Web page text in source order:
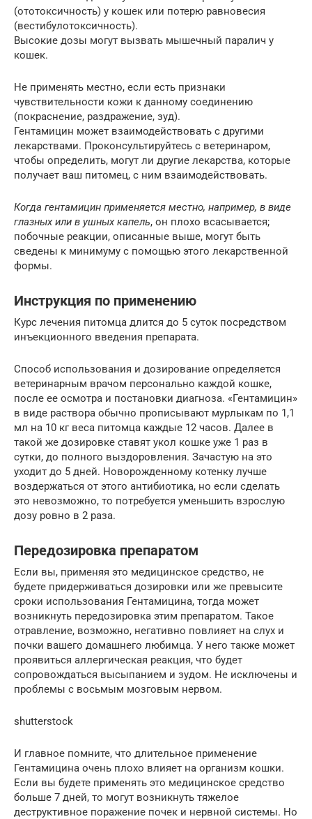
(ототоксичность) у кошек или потерю равновесия
(вестибулотоксичность).
Высокие дозы могут вызвать мышечный паралич у
кошек.
Не применять местно, если есть признаки
чувствительности кожи к данному соединению
(покраснение, раздражение, зуд).
Гентамицин может взаимодействовать с другими
лекарствами. Проконсультируйтесь с ветеринаром,
чтобы определить, могут ли другие лекарства, которые
получает ваш питомец, с ним взаимодействовать.
Когда гентамицин применяется местно, например, в виде
глазных или в ушных капель, он плохо всасывается;
побочные реакции, описанные выше, могут быть
сведены к минимуму с помощью этого лекарственной
формы.
Инструкция по применению
Курс лечения питомца длится до 5 суток посредством
инъекционного введения препарата.
Способ использования и дозирование определяется
ветеринарным врачом персонально каждой кошке,
после ее осмотра и постановки диагноза. «Гентамицин»
в виде раствора обычно прописывают мурлыкам по 1,1
мл на 10 кг веса питомца каждые 12 часов. Далее в
такой же дозировке ставят укол кошке уже 1 раз в
сутки, до полного выздоровления. Зачастую на это
уходит до 5 дней. Новорожденному котенку лучше
воздержаться от этого антибиотика, но если сделать
это невозможно, то потребуется уменьшить взрослую
дозу ровно в 2 раза.
Передозировка препаратом
Если вы, применяя это медицинское средство, не
будете придерживаться дозировки или же превысите
сроки использования Гентамицина, тогда может
возникнуть передозировка этим препаратом. Такое
отравление, возможно, негативно повлияет на слух и
почки вашего домашнего любимца. У него также может
проявиться аллергическая реакция, что будет
сопровождаться высыпанием и зудом. Не исключены и
проблемы с восьмым мозговым нервом.
shutterstock
И главное помните, что длительное применение
Гентамицина очень плохо влияет на организм кошки.
Если вы будете применять это медицинское средство
больше 7 дней, то могут возникнуть тяжелое
деструктивное поражение почек и нервной системы. Но